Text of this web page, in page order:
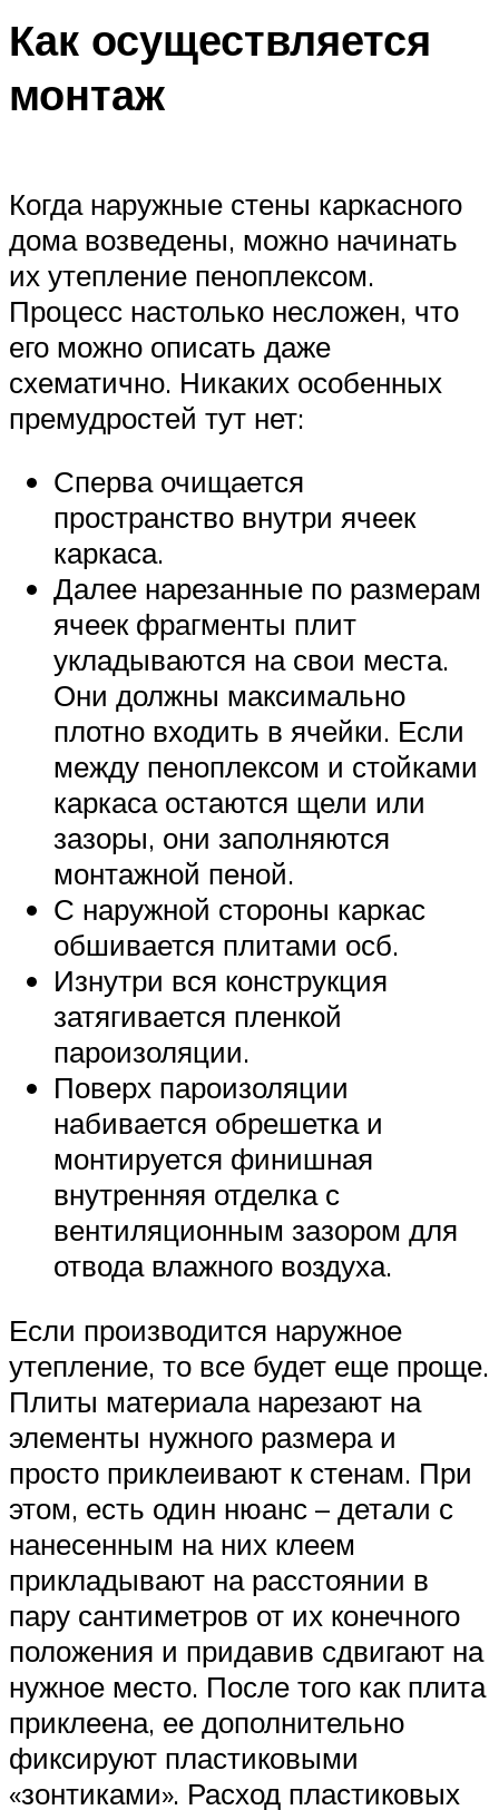
Как осуществляется
монтаж
Когда наружные стены каркасного
дома возведены, можно начинать
их утепление пеноплексом.
Процесс настолько несложен, что
его можно описать даже
схематично. Никаких особенных
премудростей тут нет:
Сперва очищается
пространство внутри ячеек
каркаса.
Далее нарезанные по размерам
ячеек фрагменты плит
укладываются на свои места.
Они должны максимально
плотно входить в ячейки. Если
между пеноплексом и стойками
каркаса остаются щели или
зазоры, они заполняются
монтажной пеной.
С наружной стороны каркас
обшивается плитами осб.
Изнутри вся конструкция
затягивается пленкой
пароизоляции.
Поверх пароизоляции
набивается обрешетка и
монтируется финишная
внутренняя отделка с
вентиляционным зазором для
отвода влажного воздуха.
Если производится наружное
утепление, то все будет еще проще.
Плиты материала нарезают на
элементы нужного размера и
просто приклеивают к стенам. При
этом, есть один нюанс – детали с
нанесенным на них клеем
прикладывают на расстоянии в
пару сантиметров от их конечного
положения и придавив сдвигают на
нужное место. После того как плита
приклеена, ее дополнительно
фиксируют пластиковыми
«зонтиками». Расход пластиковых